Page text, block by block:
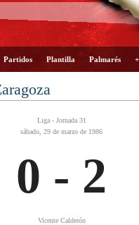
Partidos Plantilla Palmarés
Liga - Jornada 31
sábado, 29 de marzo de 1986
0 - 2
Vicente Calderón